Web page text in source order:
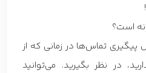
است؟
پیگیری تماس‌ها در زمانی که از
در نظر بگیرید. می‌توانید